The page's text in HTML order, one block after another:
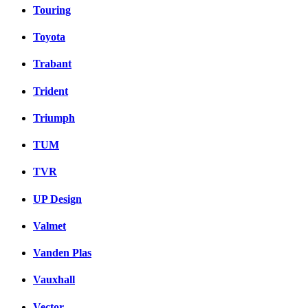
Touring
Toyota
Trabant
Trident
Triumph
TUM
TVR
UP Design
Valmet
Vanden Plas
Vauxhall